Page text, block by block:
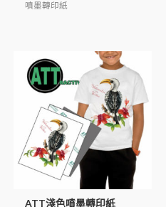
噴墨轉印紙
ATT淺色噴墨轉印紙